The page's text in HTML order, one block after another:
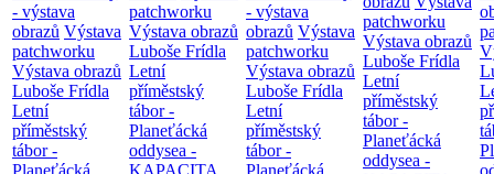
- výstava
obrazů Výstava
patchworku
Výstava obrazů
Luboše Frídla
Letní
příměstský
tábor -
patchworku
Výstava obrazů
Luboše Frídla
Letní
příměstský
tábor -
Planeťácká
oddysea -
- výstava
obrazů Výstava
patchworku
Výstava obrazů
Luboše Frídla
Letní
příměstský
tábor -
patchworku
Výstava obrazů
Luboše Frídla
Letní
příměstský
tábor -
Planeťácká
oddysea -